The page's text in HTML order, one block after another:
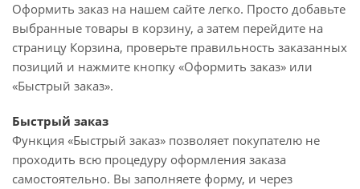
Оформить заказ на нашем сайте легко. Просто добавьте
выбранные товары в корзину, а затем перейдите на
страницу Корзина, проверьте правильность заказанных
позиций и нажмите кнопку «Оформить заказ» или
«Быстрый заказ».
Быстрый заказ
Функция «Быстрый заказ» позволяет покупателю не
проходить всю процедуру оформления заказа
самостоятельно. Вы заполняете форму, и через